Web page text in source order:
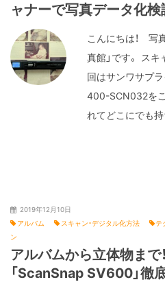
ャナーで写真データ化検
こんにちは！ 写
真館」です。 ス
回はサンワサプラ
400-SCN032を
れてどこにでも
2019年12月10日
アルバム
スキャン・デジタル化方法 テ
ン
アルバムから立体物まで
「ScanSnap SV600」徹